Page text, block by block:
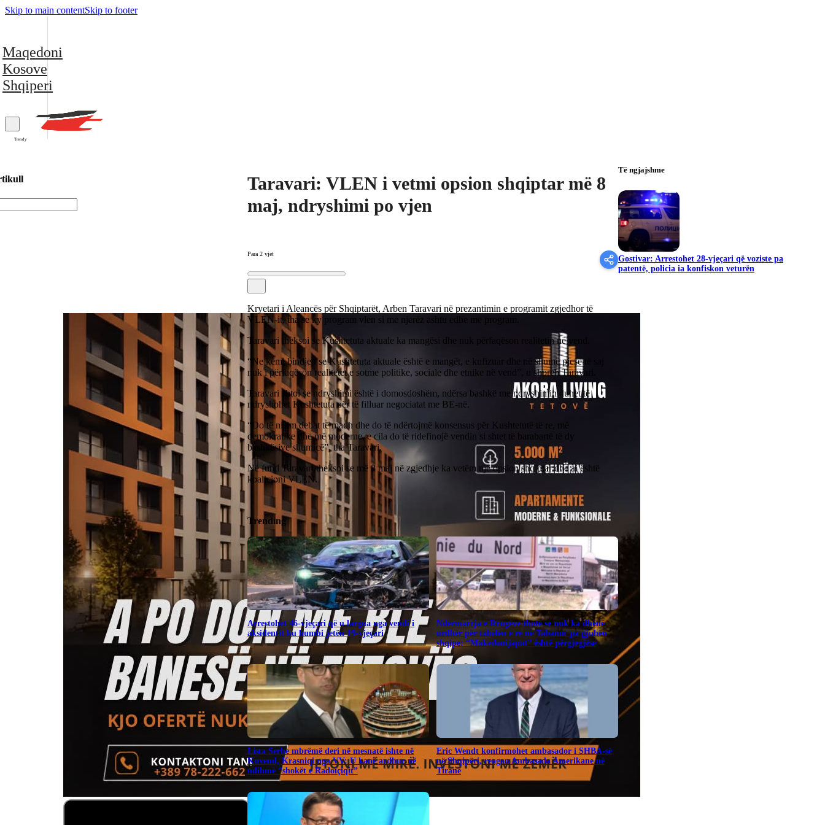
Skip to main contentSkip to footer
Maqedoni
Kosove
Shqiperi
Trendy
Taravari: VLEN i vetmi opsion shqiptar më 8
maj, ndryshimi po vjen
Para 2 vjet
Kryetari i Aleancës për Shqiptarët, Arben Taravari në prezantimin e programit zgjedhor të
VLEN-it, tha se ky program vlen si me njerëz ashtu edhe me program.
Taravari theksoi se Kushtetuta aktuale ka mangësi dhe nuk përfaqëson realitetin në vend.
“Ne kemi bindjen se Kushtetuta aktuale është e mangët, e kufizuar dhe në shumë pjesë të saj
nuk i përfaqëson realitetet e sotme politike, sociale dhe etnike në vend”, u shpreh Taravari.
Taravari shtoi se ndryshimi është i domosdoshëm, ndërsa bashkë me ndryshimin duhet të
ndryshohet Kushtetuta për të filluar negociatat me BE-në.
“Do të nisim debat të madh dhe do të ndërtojmë konsensus për Kushtetutë të re, më
demokratike dhe më moderne, e cila do të ridefinojë vendin si shtet të barabartë të dy
bashkësive shumicë”, tha Taravari.
Në fund Taravari theksoi se më 8 maj në zgjedhje ka vetëm një opsion shqiptar dhe ai është
koalicioni VLEN.
Trending
Arrestohet 46-vjeçari që u largua nga vendi i
aksidentit ku humbi jetën 19-vjeçari
Ndërmarrja e Rrugëve thotë se nuk ka dhënë
urdhër për tabelën e re në Tabanoc pa gjuhën
shqipe: “Makedonijapat” është përgjegjëse
​Lista Serbe mbrëmë deri në mesnatë ishte në
Kuvend, Krasniqi nga VV: U kanë ardhur në
ndihmë “shokët e Radoiçiqit”
Eric Wendt konfirmohet ambasador i SHBA-së
në Shqipëri, reagon Ambasada Amerikane në
Tiranë
Të ngjajshme
Gostivar: Arrestohet 28-vjeçari që voziste pa
patentë, policia ia konfiskon veturën